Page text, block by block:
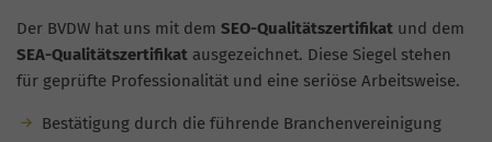
Der BVDW hat uns mit dem SEO-Qualitätszertifikat und dem
SEA-Qualitätszertifikat ausgezeichnet. Diese Siegel stehen
für geprüfte Professionalität und eine seriöse Arbeitsweise.
Bestätigung durch die führende Branchenvereinigung